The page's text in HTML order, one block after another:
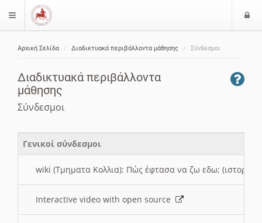
$langMenu
Αρχική Σελίδα Διαδικτυακά περιβάλλοντα μάθησης Σύνδεσμοι
Διαδικτυακά περιβάλλοντα
μάθησης
Σύνδεσμοι
Γενικοί σύνδεσμοι
wiki (Τμηματα Κολλια): Πώς έφτασα να ζω εδω; (ιστορια)
Interactive video with open source